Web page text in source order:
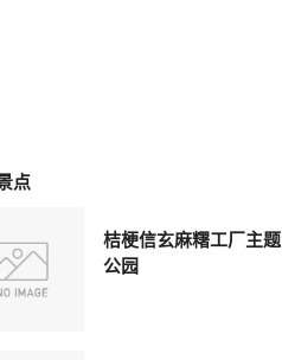
点
桔梗信玄麻糬工厂主题
公园